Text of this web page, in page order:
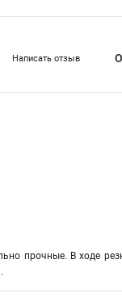
Написать отзыв
прочные. В ходе